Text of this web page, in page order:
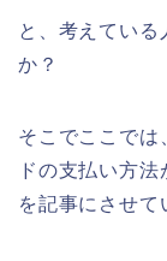
と、考えている
か？
そこでここでは
ドの支払い方
を記事にさせて